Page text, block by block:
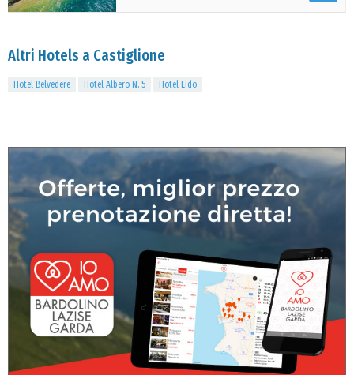
Altri Hotels a Castiglione
Hotel Belvedere Hotel Albero N. 5 Hotel Lido